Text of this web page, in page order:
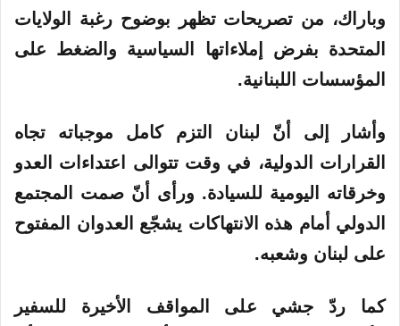
وباراك، من تصريحات تظهر بوضوح رغبة الولايات
المتحدة بفرض إملاءاتها السياسية والضغط على
المؤسسات اللبنانية.
وأشار إلى أنّ لبنان التزم كامل موجباته تجاه
القرارات الدولية، في وقت تتوالى اعتداءات العدو
وخرقاته اليومية للسيادة. ورأى أنّ صمت المجتمع
الدولي أمام هذه الانتهاكات يشجّع العدوان المفتوح
على لبنان وشعبه.
كما ردّ جشي على المواقف الأخيرة للسفير